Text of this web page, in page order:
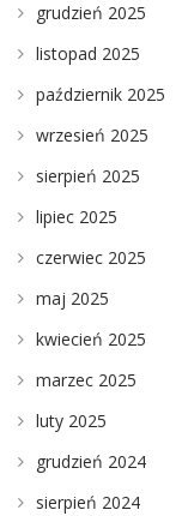
grudzień 2025
listopad 2025
październik 2025
wrzesień 2025
sierpień 2025
lipiec 2025
czerwiec 2025
maj 2025
kwiecień 2025
marzec 2025
luty 2025
grudzień 2024
sierpień 2024